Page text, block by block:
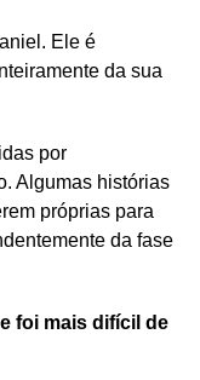
Ele é
da sua
por
Algumas histórias
próprias para
da fase
foi mais difícil de